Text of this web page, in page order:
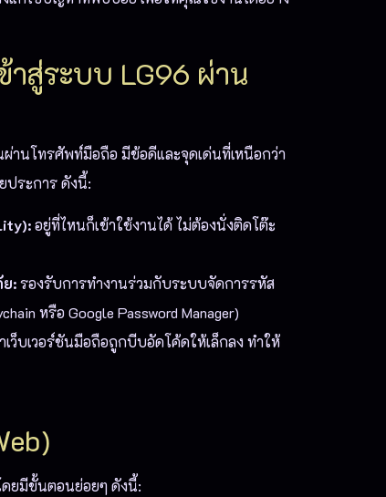
าสู่ระบบ LG96 ผ่าน
านโทรศัพท์มือถือ มีข้อดีและจุดเด่นที่เหนือกว่า
ประการ ดังนี้:
อยู่ที่ไหนก็เข้าใช้งานได้ ไม่ต้องนั่งติดโต๊ะ
:รองรับการทำงานร่วมกับระบบจัดการรหัส
หรือ Google Password Manager)
เว็บเวอร์ชันมือถือถูกบีบอัดโค้ดให้เล็กลง ทำให้
ดยมีขั้นตอนย่อยๆ ดังนี้: